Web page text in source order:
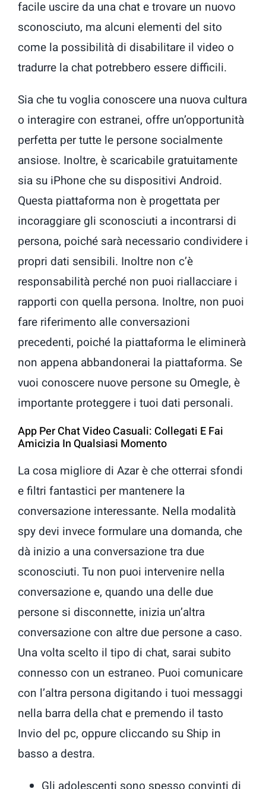
facile uscire da una chat e trovare un nuovo
sconosciuto, ma alcuni elementi del sito
come la possibilità di disabilitare il video o
tradurre la chat potrebbero essere difficili.
Sia che tu voglia conoscere una nuova cultura
o interagire con estranei, offre un’opportunità
perfetta per tutte le persone socialmente
ansiose. Inoltre, è scaricabile gratuitamente
sia su iPhone che su dispositivi Android.
Questa piattaforma non è progettata per
incoraggiare gli sconosciuti a incontrarsi di
persona, poiché sarà necessario condividere i
propri dati sensibili. Inoltre non c’è
responsabilità perché non puoi riallacciare i
rapporti con quella persona. Inoltre, non puoi
fare riferimento alle conversazioni
precedenti, poiché la piattaforma le eliminerà
non appena abbandonerai la piattaforma. Se
vuoi conoscere nuove persone su Omegle, è
importante proteggere i tuoi dati personali.
App Per Chat Video Casuali: Collegati E Fai
Amicizia In Qualsiasi Momento
La cosa migliore di Azar è che otterrai sfondi
e filtri fantastici per mantenere la
conversazione interessante. Nella modalità
spy devi invece formulare una domanda, che
dà inizio a una conversazione tra due
sconosciuti. Tu non puoi intervenire nella
conversazione e, quando una delle due
persone si disconnette, inizia un’altra
conversazione con altre due persone a caso.
Una volta scelto il tipo di chat, sarai subito
connesso con un estraneo. Puoi comunicare
con l’altra persona digitando i tuoi messaggi
nella barra della chat e premendo il tasto
Invio del pc, oppure cliccando su Ship in
basso a destra.